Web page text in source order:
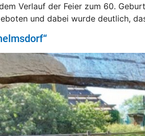
Verlauf der Feier zum 60.
und dabei wurde deutlich,